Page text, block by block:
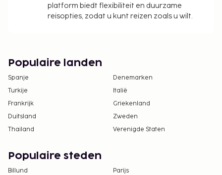
platform biedt flexibiliteit en duurzame
reisopties, zodat u kunt reizen zoals u wilt.
Populaire landen
Spanje
Denemarken
Turkije
Italië
Frankrijk
Griekenland
Duitsland
Zweden
Thailand
Verenigde Staten
Populaire steden
Billund
Parijs